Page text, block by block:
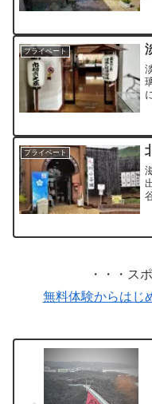
プライベート
プライベート
・・・ス
無料体験からはじ